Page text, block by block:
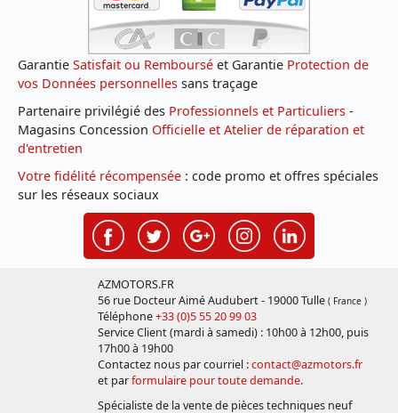
Garantie Satisfait ou Remboursé et Garantie Protection de
vos Données personnelles sans traçage
Partenaire privilégié des Professionnels et Particuliers -
Magasins Concession Officielle et Atelier de réparation et
d'entretien
Votre fidélité récompensée : code promo et offres spéciales
sur les réseaux sociaux
AZMOTORS.FR
56 rue Docteur Aimé Audubert - 19000 Tulle ( France )
Téléphone+33 (0)5 55 20 99 03
Service Client (mardi à samedi) : 10h00 à 12h00, puis
17h00 à 19h00
Contactez nous par courriel :contact@azmotors.fr
et parformulaire pour toute demande.
Spécialiste de la vente de pièces techniques neuf